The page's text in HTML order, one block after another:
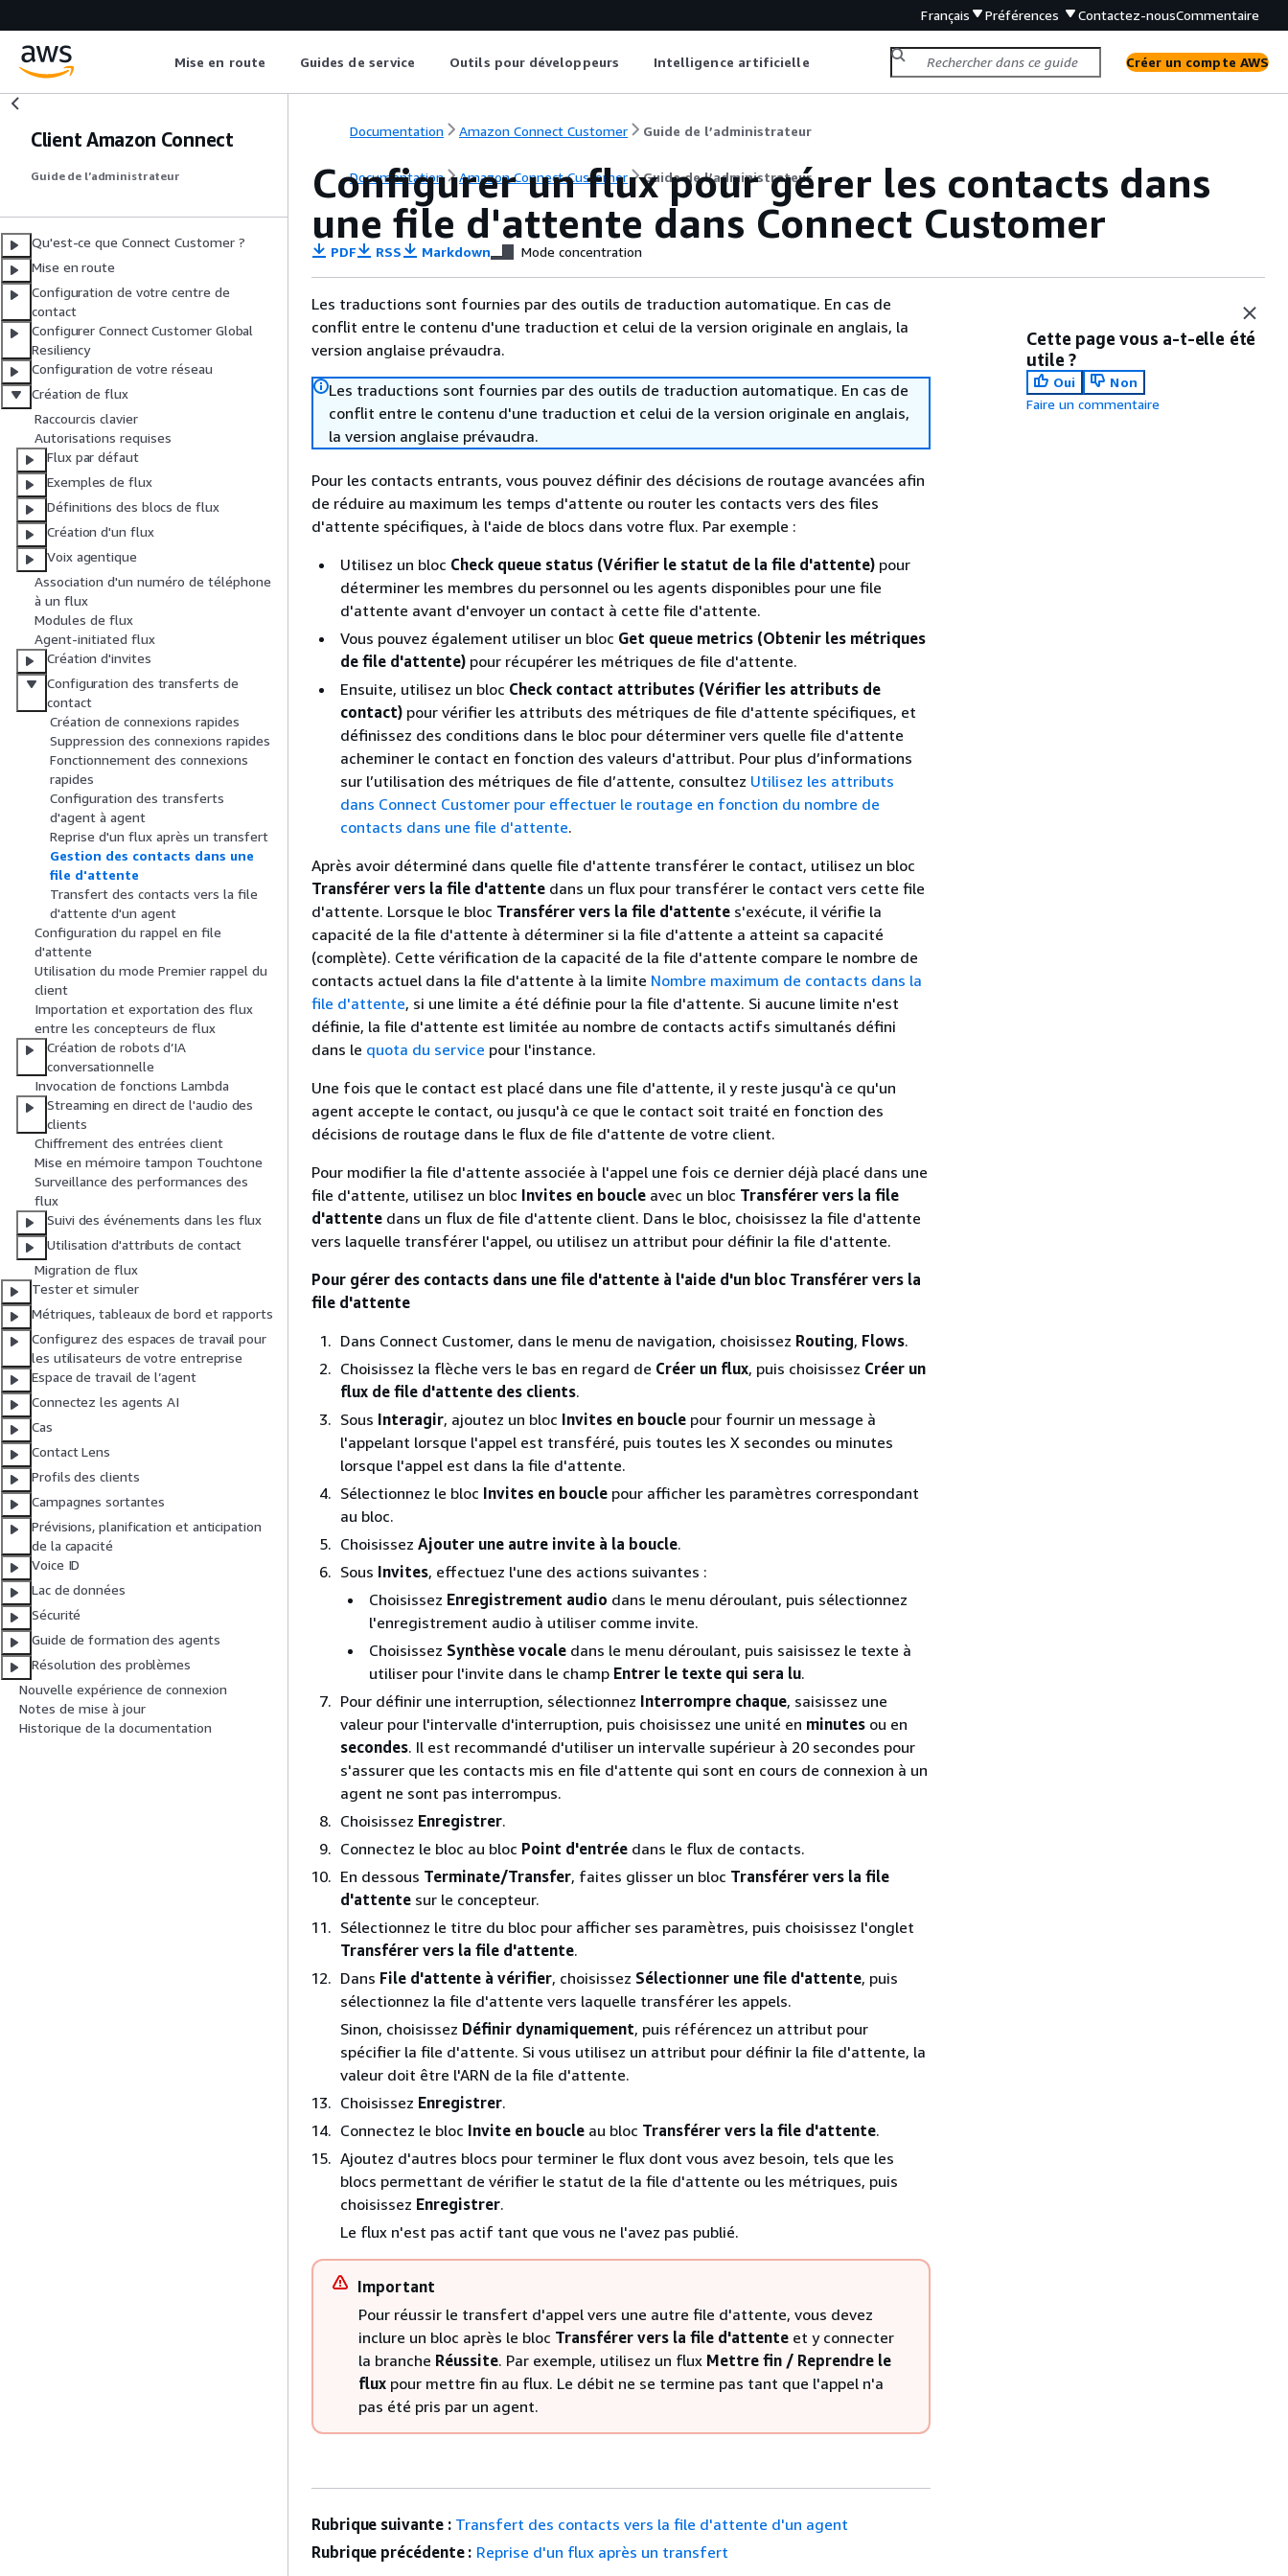
Français Préférences Contactez-nousCommentaire
Mise en route Guides de service Outils pour développeurs Intelligence artificielle Créer un compte AWS
Client Amazon Connect
Guide de l’administrateur
Qu'est-ce que Connect Customer ?
Mise en route
Configuration de votre centre de
contact
Configurer Connect Customer Global
Resiliency
Configuration de votre réseau
Création de flux
Raccourcis clavier
Autorisations requises
Flux par défaut
Exemples de flux
Définitions des blocs de flux
Création d'un flux
Voix agentique
Association d'un numéro de téléphone
à un flux
Modules de flux
Agent-initiated flux
Création d'invites
Configuration des transferts de
contact
Création de connexions rapides
Suppression des connexions rapides
Fonctionnement des connexions
rapides
Configuration des transferts
d'agent à agent
Reprise d'un flux après un transfert
Gestion des contacts dans une
file d'attente
Transfert des contacts vers la file
d'attente d'un agent
Configuration du rappel en file
d'attente
Utilisation du mode Premier rappel du
client
Importation et exportation des flux
entre les concepteurs de flux
Création de robots d’IA
conversationnelle
Invocation de fonctions Lambda
Streaming en direct de l'audio des
clients
Chiffrement des entrées client
Mise en mémoire tampon Touchtone
Surveillance des performances des
flux
Suivi des événements dans les flux
Utilisation d'attributs de contact
Migration de flux
Tester et simuler
Métriques, tableaux de bord et rapports
Configurez des espaces de travail pour
les utilisateurs de votre entreprise
Espace de travail de l’agent
Connectez les agents AI
Cas
Contact Lens
Profils des clients
Campagnes sortantes
Prévisions, planification et anticipation
de la capacité
Voice ID
Lac de données
Sécurité
Guide de formation des agents
Résolution des problèmes
Nouvelle expérience de connexion
Notes de mise à jour
Historique de la documentation
Documentation Amazon Connect Customer Guide de l’administrateur
Documentation Amazon Connect Customer Guide de l’administrateur
Configurer un flux pour gérer les contacts dans
une file d'attente dans Connect Customer
PDF RSS Markdown Mode concentration
Les traductions sont fournies par des outils de traduction automatique. En cas de
conflit entre le contenu d'une traduction et celui de la version originale en anglais, la
version anglaise prévaudra.
Les traductions sont fournies par des outils de traduction automatique. En cas de
conflit entre le contenu d'une traduction et celui de la version originale en anglais,
la version anglaise prévaudra.
Pour les contacts entrants, vous pouvez définir des décisions de routage avancées afin
de réduire au maximum les temps d'attente ou router les contacts vers des files
d'attente spécifiques, à l'aide de blocs dans votre flux. Par exemple :
Utilisez un bloc Check queue status (Vérifier le statut de la file d'attente) pour
déterminer les membres du personnel ou les agents disponibles pour une file
d'attente avant d'envoyer un contact à cette file d'attente.
Vous pouvez également utiliser un bloc Get queue metrics (Obtenir les métriques
de file d'attente) pour récupérer les métriques de file d'attente.
Ensuite, utilisez un bloc Check contact attributes (Vérifier les attributs de
contact) pour vérifier les attributs des métriques de file d'attente spécifiques, et
définissez des conditions dans le bloc pour déterminer vers quelle file d'attente
acheminer le contact en fonction des valeurs d'attribut. Pour plus d’informations
sur l’utilisation des métriques de file d’attente, consultez Utilisez les attributs
dans Connect Customer pour effectuer le routage en fonction du nombre de
contacts dans une file d'attente.
Après avoir déterminé dans quelle file d'attente transférer le contact, utilisez un bloc
Transférer vers la file d'attente dans un flux pour transférer le contact vers cette file
d'attente. Lorsque le bloc Transférer vers la file d'attente s'exécute, il vérifie la
capacité de la file d'attente à déterminer si la file d'attente a atteint sa capacité
(complète). Cette vérification de la capacité de la file d'attente compare le nombre de
contacts actuel dans la file d'attente à la limite Nombre maximum de contacts dans la
file d'attente, si une limite a été définie pour la file d'attente. Si aucune limite n'est
définie, la file d'attente est limitée au nombre de contacts actifs simultanés défini
dans le quota du service pour l'instance.
Une fois que le contact est placé dans une file d'attente, il y reste jusqu'à ce qu'un
agent accepte le contact, ou jusqu'à ce que le contact soit traité en fonction des
décisions de routage dans le flux de file d'attente de votre client.
Pour modifier la file d'attente associée à l'appel une fois ce dernier déjà placé dans une
file d'attente, utilisez un bloc Invites en boucle avec un bloc Transférer vers la file
d'attente dans un flux de file d'attente client. Dans le bloc, choisissez la file d'attente
vers laquelle transférer l'appel, ou utilisez un attribut pour définir la file d'attente.
Pour gérer des contacts dans une file d'attente à l'aide d'un bloc Transférer vers la
file d'attente
Dans Connect Customer, dans le menu de navigation, choisissez Routing, Flows.
Choisissez la flèche vers le bas en regard de Créer un flux, puis choisissez Créer un
flux de file d'attente des clients.
Sous Interagir, ajoutez un bloc Invites en boucle pour fournir un message à
l'appelant lorsque l'appel est transféré, puis toutes les X secondes ou minutes
lorsque l'appel est dans la file d'attente.
Sélectionnez le bloc Invites en boucle pour afficher les paramètres correspondant
au bloc.
Choisissez Ajouter une autre invite à la boucle.
Sous Invites, effectuez l'une des actions suivantes :
Choisissez Enregistrement audio dans le menu déroulant, puis sélectionnez
l'enregistrement audio à utiliser comme invite.
Choisissez Synthèse vocale dans le menu déroulant, puis saisissez le texte à
utiliser pour l'invite dans le champ Entrer le texte qui sera lu.
Pour définir une interruption, sélectionnez Interrompre chaque, saisissez une
valeur pour l'intervalle d'interruption, puis choisissez une unité en minutes ou en
secondes. Il est recommandé d'utiliser un intervalle supérieur à 20 secondes pour
s'assurer que les contacts mis en file d'attente qui sont en cours de connexion à un
agent ne sont pas interrompus.
Choisissez Enregistrer.
Connectez le bloc au bloc Point d'entrée dans le flux de contacts.
En dessous Terminate/Transfer, faites glisser un bloc Transférer vers la file
d'attente sur le concepteur.
Sélectionnez le titre du bloc pour afficher ses paramètres, puis choisissez l'onglet
Transférer vers la file d'attente.
Dans File d'attente à vérifier, choisissez Sélectionner une file d'attente, puis
sélectionnez la file d'attente vers laquelle transférer les appels.
Sinon, choisissez Définir dynamiquement, puis référencez un attribut pour
spécifier la file d'attente. Si vous utilisez un attribut pour définir la file d'attente, la
valeur doit être l'ARN de la file d'attente.
Choisissez Enregistrer.
Connectez le bloc Invite en boucle au bloc Transférer vers la file d'attente.
Ajoutez d'autres blocs pour terminer le flux dont vous avez besoin, tels que les
blocs permettant de vérifier le statut de la file d'attente ou les métriques, puis
choisissez Enregistrer.
Le flux n'est pas actif tant que vous ne l'avez pas publié.
Important
Pour réussir le transfert d'appel vers une autre file d'attente, vous devez
inclure un bloc après le bloc Transférer vers la file d'attente et y connecter
la branche Réussite. Par exemple, utilisez un flux Mettre fin / Reprendre le
flux pour mettre fin au flux. Le débit ne se termine pas tant que l'appel n'a
pas été pris par un agent.
Cette page vous a-t-elle été
utile ?
Oui
Non
Faire un commentaire
Rubrique suivante : Transfert des contacts vers la file d'attente d'un agent
Rubrique précédente : Reprise d'un flux après un transfert